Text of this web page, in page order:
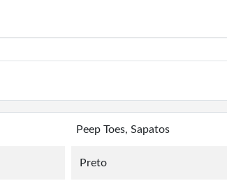
Peep Toes, Sapatos
Preto